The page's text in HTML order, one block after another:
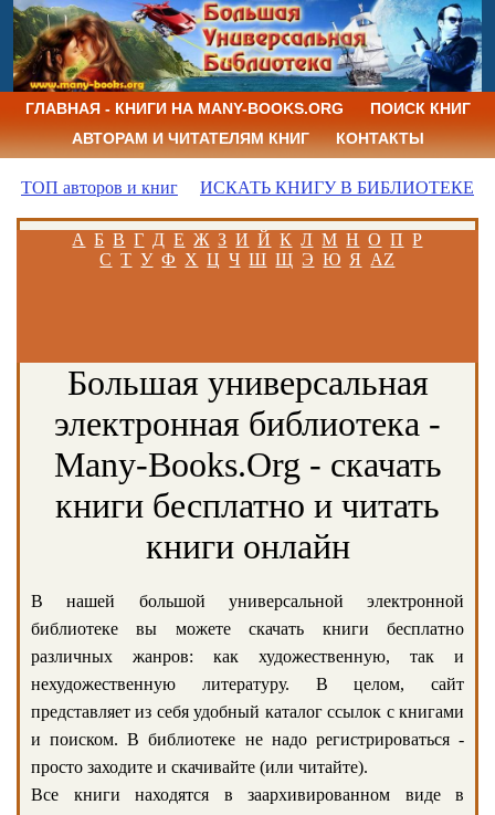
ГЛАВНАЯ - КНИГИ НА MANY-BOOKS.ORG
ПОИСК КНИГ
АВТОРАМ И ЧИТАТЕЛЯМ КНИГ
КОНТАКТЫ
ТОП авторов и книг ИСКАТЬ КНИГУ В БИБЛИОТЕКЕ
А Б В Г Д Е Ж З И Й К Л М Н О П Р
С Т У Ф Х Ц Ч Ш Щ Э Ю Я AZ
Большая универсальная
электронная библиотека -
Many-Books.Org - скачать
книги бесплатно и читать
книги онлайн
В нашей большой универсальной электронной
библиотеке вы можете скачать книги бесплатно
различных жанров: как художественную, так и
нехудожественную литературу. В целом, сайт
представляет из себя удобный каталог ссылок с книгами
и поиском. В библиотеке не надо регистрироваться -
просто заходите и скачивайте (или читайте).
Все книги находятся в заархивированном виде в